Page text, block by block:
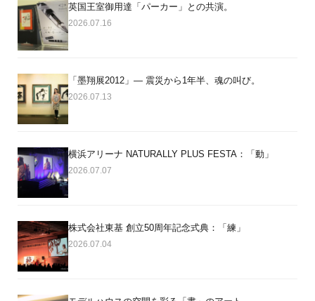
英国王室御用達「パーカー」との共演。
2026.07.16
「墨翔展2012」― 震災から1年半、魂の叫び。
2026.07.13
横浜アリーナ NATURALLY PLUS FESTA：「動」
2026.07.07
株式会社東基 創立50周年記念式典：「練」
2026.07.04